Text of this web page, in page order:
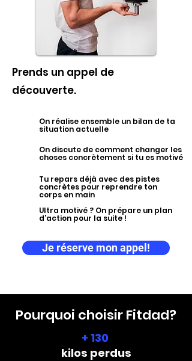
Prends un appel de
découverte.
On réalise ensemble un bilan de ta
situation actuelle
On discute de comment changer les
choses concrètement si tu es motivé
Tu repars déjà avec des pistes
concrètes pour reprendre ton
corps en main
Ultra motivé ? On prépare un plan
d’action pour la suite !
Je réserve mon appel!
Pourquoi choisir Fitdad?
+ 130
kilos perdus